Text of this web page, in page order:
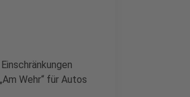
Wehr“ für Autos